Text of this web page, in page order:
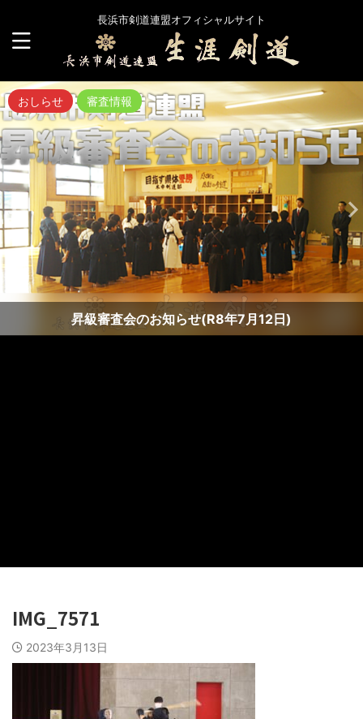
長浜市剣道連盟オフィシャルサイト
おしらせ 審査情報
昇級審査会のお知らせ(R8年7月12日)
IMG_7571
2023年3月13日